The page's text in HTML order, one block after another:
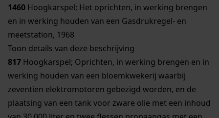
1460 Hoogkarspel; Het oprichten, in werking brengen
en in werking houden van een Gasdrukregel- en
meetstation, 1968
Toon details van deze beschrijving
817 Hoogkarspel; Oprichten, in werking brengen en in
werking houden van een bloemkwekerij waarbij
zeventien elektromotoren gebezigd worden, en de
plaatsing van een tank voor zware olie met een inhoud